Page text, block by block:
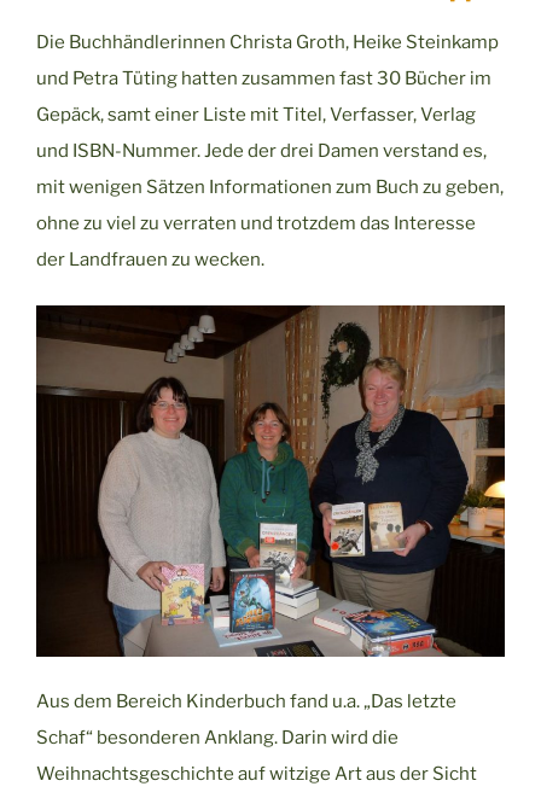
Die Buchhändlerinnen Christa Groth, Heike Steinkamp
und Petra Tüting hatten zusammen fast 30 Bücher im
Gepäck, samt einer Liste mit Titel, Verfasser, Verlag
und ISBN-Nummer.Jede der drei Damen verstand es,
mit wenigen Sätzen Informationen zum Buch zu geben,
ohne zu viel zu verraten und trotzdem das Interesse
der Landfrauen zu wecken.
Aus dem Bereich Kinderbuch fand u.a. „Das letzte
Schaf“ besonderen Anklang. Darin wird die
Weihnachtsgeschichte auf witzige Art aus der Sicht